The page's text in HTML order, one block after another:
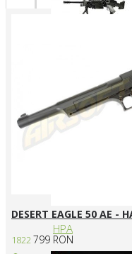
MITRALIERE
Arme CUSTOM
HPA
DESERT EAGLE 50 AE -
1822799 RON